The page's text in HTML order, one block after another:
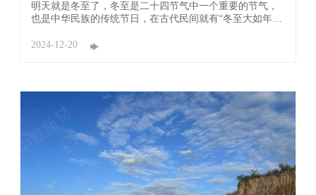
明天就是冬至了，冬至是二十四节气中一个重要的节气，
也是中华民族的传统节日，在古代民间就有“冬至大如年”
日太阳直射南回归线，北半球迎来白昼最短、黑夜最长的
2024-12-20